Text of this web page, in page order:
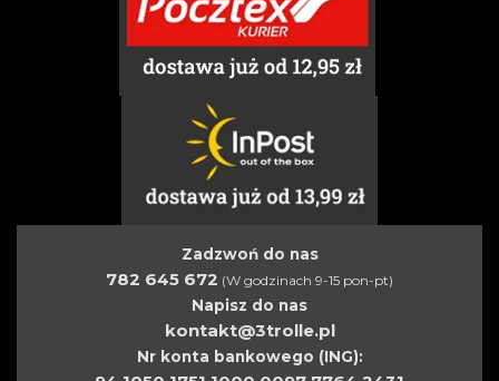
Zadzwoń do nas
782 645 672 (W godzinach 9-15 pon-pt)
Napisz do nas
kontakt@3trolle.pl
Nr konta bankowego (ING):